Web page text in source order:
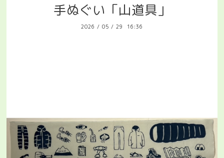
手ぬぐい「山道具」
2026 / 05 / 29 16:36